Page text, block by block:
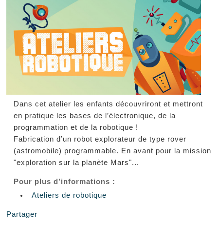
Dans cet atelier les enfants découvriront et mettront
en pratique les bases de l’électronique, de la
programmation et de la robotique !
Fabrication d’un robot explorateur de type rover
(astromobile) programmable. En avant pour la mission
"exploration sur la planète Mars"...
Pour plus d’informations :
Ateliers de robotique
Partager